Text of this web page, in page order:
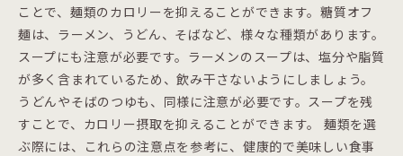
ことで、麺類のカロリーを抑えることができます。糖質オフ
麺は、ラーメン、うどん、そばなど、様々な種類があります。
スープにも注意が必要です。ラーメンのスープは、塩分や脂質
が多く含まれているため、飲み干さないようにしましょう。
うどんやそばのつゆも、同様に注意が必要です。スープを残
すことで、カロリー摂取を抑えることができます。 麺類を選
ぶ際には、これらの注意点を参考に、健康的で美味しい食事